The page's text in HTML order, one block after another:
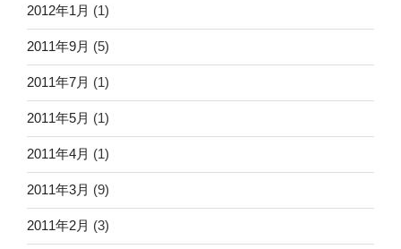
2012年1月 (1)
2011年9月 (5)
2011年7月 (1)
2011年5月 (1)
2011年4月 (1)
2011年3月 (9)
2011年2月 (3)